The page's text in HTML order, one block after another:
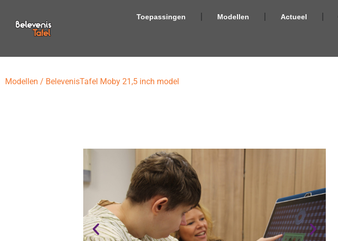
Toepassingen Modellen Actueel
Modellen / BelevenisTafel Moby 21,5 inch model